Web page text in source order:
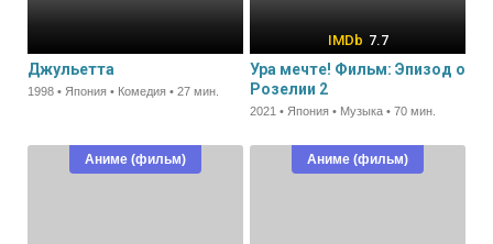
Джульетта
1998 • Япония • Комедия • 27 мин.
7.7
Ура мечте! Фильм: Эпизод о
Розелии 2
2021 • Япония • Музыка • 70 мин.
Аниме (фильм) Аниме (фильм)